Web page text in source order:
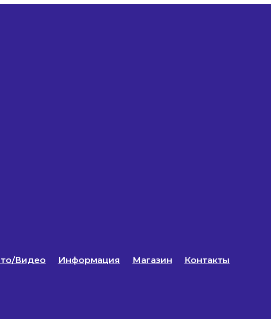
Видео Информация Магазин Контакты